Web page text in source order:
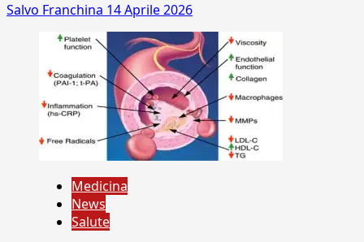
Salvo Franchina 14 Aprile 2026
Medicina
News
Salute